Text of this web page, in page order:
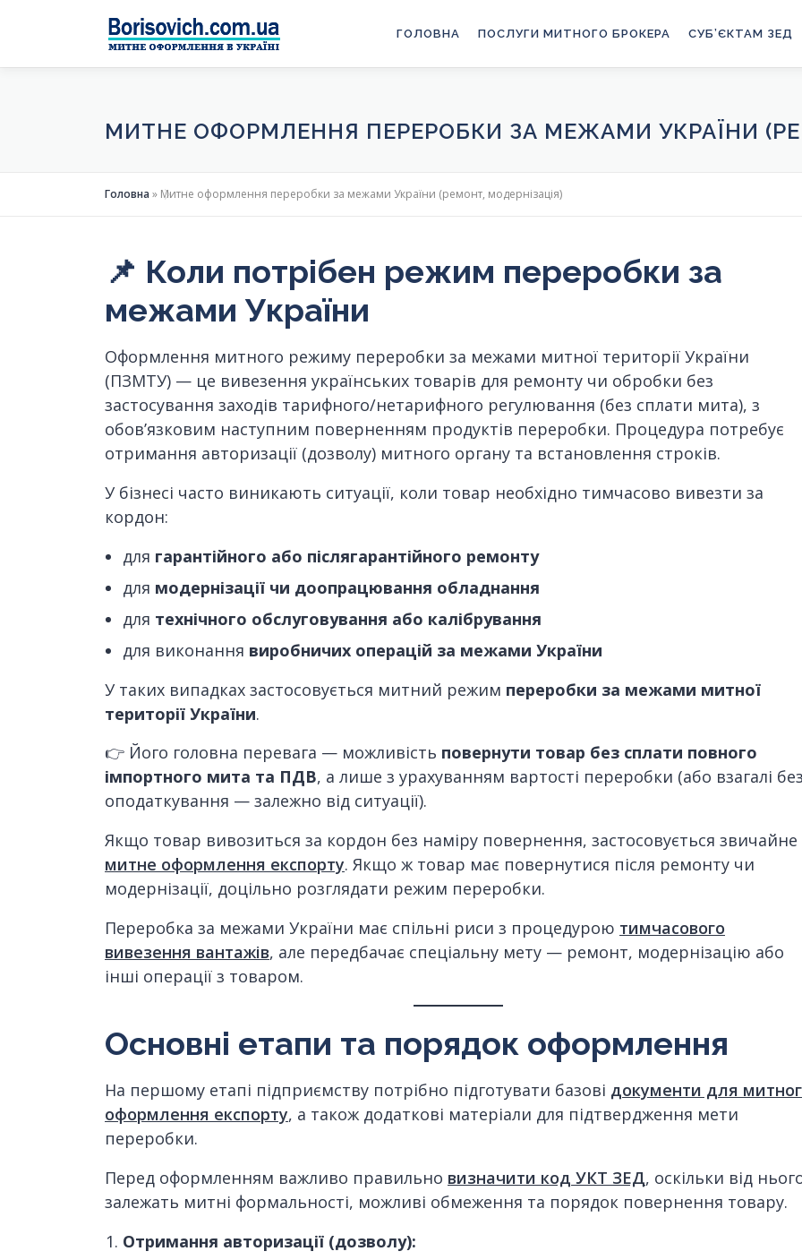
ГОЛОВНА ПОСЛУГИ МИТНОГО БРОКЕРА СУБ’ЄКТАМ ЗЕД
МИТНЕ ОФОРМЛЕННЯ ПЕРЕРОБКИ ЗА МЕЖАМИ УКРАЇНИ
Головна » Митне оформлення переробки за межами України (ремонт, модернізація)
📌 Коли потрібен режим переробки за
межами України
Оформлення митного режиму переробки за межами митної території України
(ПЗМТУ) — це вивезення українських товарів для ремонту чи обробки без
застосування заходів тарифного/нетарифного регулювання (без сплати мита), з
обов’язковим наступним поверненням продуктів переробки. Процедура потребує
отримання авторизації (дозволу) митного органу та встановлення строків.
У бізнесі часто виникають ситуації, коли товар необхідно тимчасово вивезти за
кордон:
для гарантійного або післягарантійного ремонту
для модернізації чи доопрацювання обладнання
для технічного обслуговування або калібрування
для виконання виробничих операцій за межами України
У таких випадках застосовується митний режим переробки за межами митної
території України.
👉 Його головна перевага — можливість повернути товар без сплати повного
імпортного мита та ПДВ, а лише з урахуванням вартості переробки (або взагалі
оподаткування — залежно від ситуації).
Якщо товар вивозиться за кордон без наміру повернення, застосовується звичайне
митне оформлення експорту. Якщо ж товар має повернутися після ремонту чи
модернізації, доцільно розглядати режим переробки.
Переробка за межами України має спільні риси з процедурою тимчасового
вивезення вантажів, але передбачає спеціальну мету — ремонт, модернізацію або
інші операції з товаром.
Основні етапи та порядок оформлення
На першому етапі підприємству потрібно підготувати базові документи для
оформлення експорту, а також додаткові матеріали для підтвердження мети
переробки.
Перед оформленням важливо правильно визначити код УКТ ЗЕД, оскільки від
залежать митні формальності, можливі обмеження та порядок повернення товару.
Отримання авторизації (дозволу):